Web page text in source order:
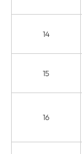
14
15
16